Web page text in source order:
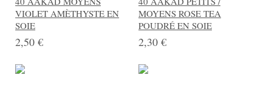
VIOLET AMÈTHYSTE EN
SOIE
2,50 €
MOYENS ROSE TEA
POUDRÉ EN SOIE
2,30 €